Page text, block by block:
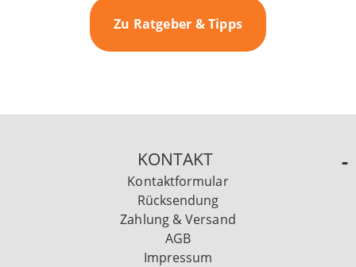
Zu Ratgeber & Tipps
KONTAKT
Kontaktformular
Rücksendung
Zahlung & Versand
AGB
Impressum